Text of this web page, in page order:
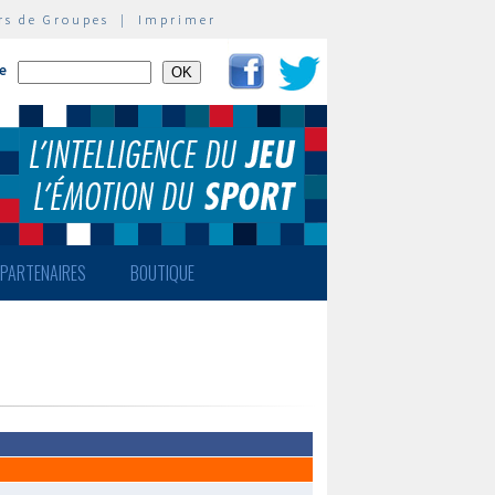
de Groupes | Imprimer
PARTENAIRES BOUTIQUE